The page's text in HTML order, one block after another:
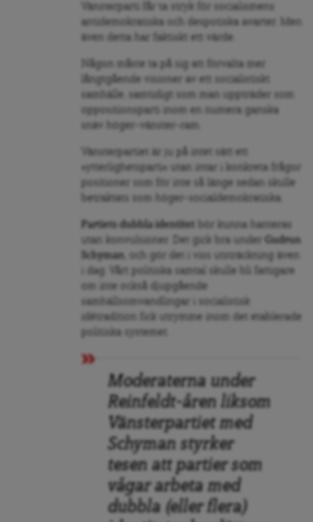
Vänsterparti får ta stryk för socialismens
antidemokratiska och despotiska avarter. Men
även detta har faktiskt ett värde.
Någon måste ta på sig att förvalta mer
långtgående visioner av ett socialistiskt
samhälle, samtidigt som man uppträder som
oppositionsparti inom en numera ganska
snäv höger–vänster-ram.
Vänsterpartiet är ju på intet sätt ett
»ytterlighetsparti« utan intar i konkreta frågor
positioner som för inte så länge sedan skulle
betraktats som höger-socialdemokratiska.
Partiets dubbla identitet
bör kunna hanteras
utan konvulsioner. Det gick bra under
Gudrun
Schyman , och gör det i viss utsträckning även
i dag. Vårt politiska samtal skulle bli fattigare
om inte också djupgående
samhällsomvandlingar i socialistisk
idétradition fick utrymme inom det etablerade
politiska systemet.
Moderaterna under
Reinfeldt-åren liksom
Vänsterpartiet med
Schyman styrker
tesen att partier som
vågar arbeta med
dubbla (eller flera)